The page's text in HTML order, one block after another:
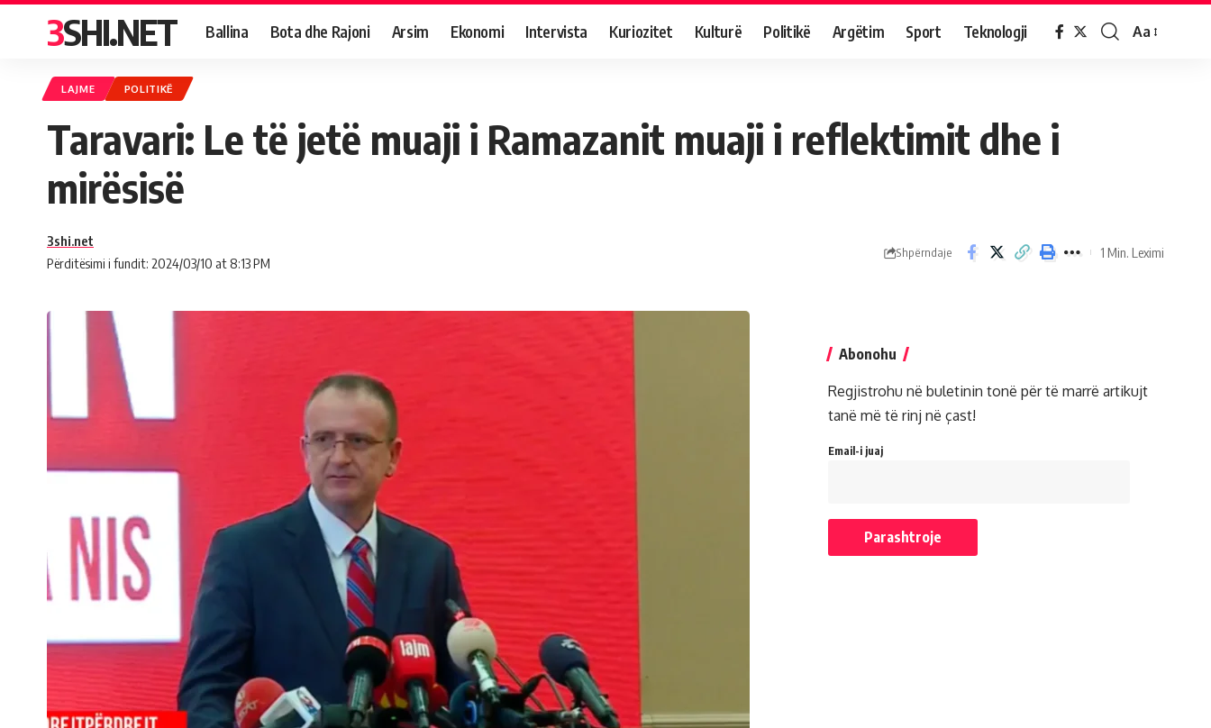
3SHI.NET Ballina Bota dhe Rajoni Arsim Ekonomi Intervista Kuriozitet Kulturë Politikë Argëtim Sport Teknologji Aa
LAJME POLITIKË
Taravari: Le të jetë muaji i Ramazanit muaji i reflektimit dhe i
mirësisë
Përditësimi i fundit: 2024/03/10 at 8:13 PM
3shi.net
Shpërndaje 1 Min. Leximi
Abonohu
Regjistrohu në buletinin tonë për të marrë artikujt
tanë më të rinj në çast!
Email-i juaj